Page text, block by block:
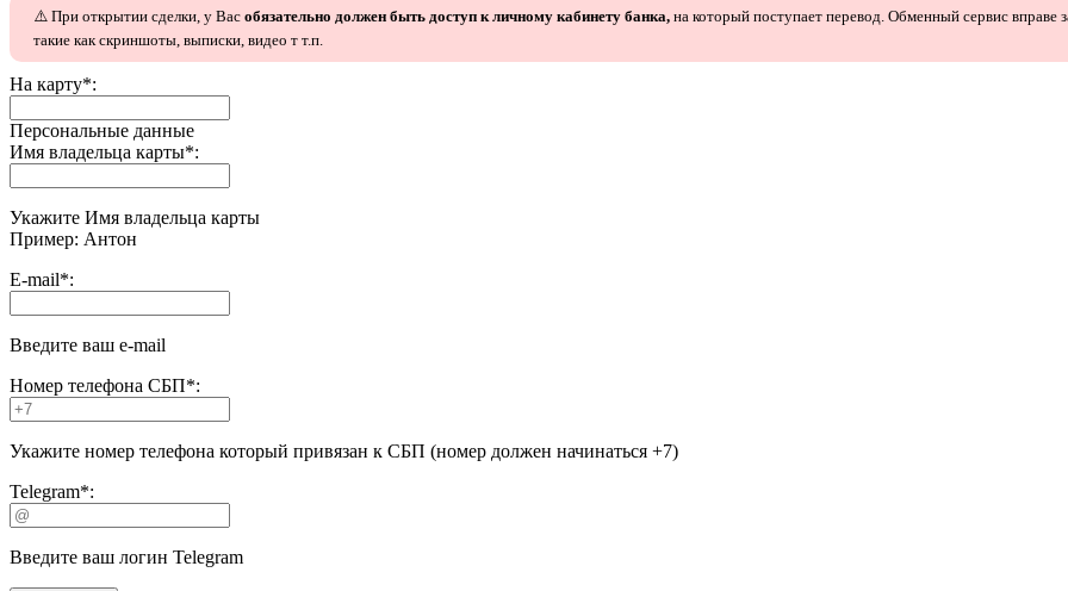
⚠️ При открытии сделки, у Вас обязательно должен быть доступ к личному кабинету банка, на который поступает перевод. Обменный сервис вправе
такие как скриншоты, выписки, видео т т.п.
На карту*:
Персональные данные
Имя владельца карты*:
Укажите Имя владельца карты
Пример: Антон
E-mail*:
Введите ваш e-mail
Номер телефона СБП*:
Укажите номер телефона который привязан к СБП (номер должен начинаться +7)
Telegram*:
Введите ваш логин Telegram